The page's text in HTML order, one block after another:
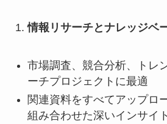
情報リサーチとナレッジベ
市場調査、競合分析、トレ
ーチプロジェクトに最適
関連資料をすべてアップロ
組み合わせた深いインサイ